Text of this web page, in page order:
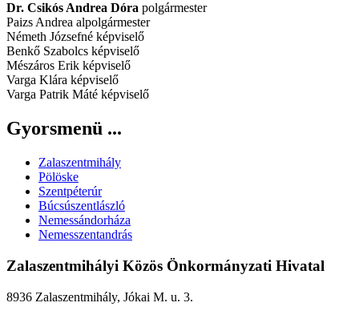
Dr. Csikós Andrea Dóra polgármester
Paizs Andrea alpolgármester
Németh Józsefné képviselő
Benkő Szabolcs képviselő
Mészáros Erik képviselő
Varga Klára képviselő
Varga Patrik Máté képviselő
Gyorsmenü ...
Zalaszentmihály
Pölöske
Szentpéterúr
Búcsúszentlászló
Nemessándorháza
Nemesszentandrás
Zalaszentmihályi Közös Önkormányzati Hivatal
8936 Zalaszentmihály, Jókai M. u. 3.